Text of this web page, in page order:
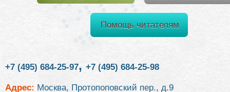
Помощь читателям
+7 (495) 684-25-97, +7 (495) 684-25-98
Адрес: Москва, Протопоповский пер., д.9